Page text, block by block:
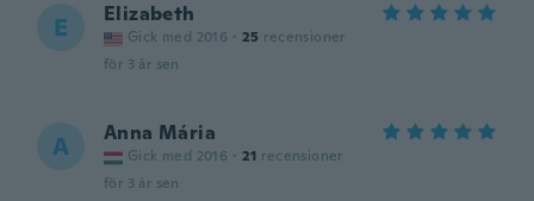
E Elizabeth
Gick med 2016 · 25 recensioner
för 3 år sen
A Anna Mária
Gick med 2016 · 21 recensioner
för 3 år sen